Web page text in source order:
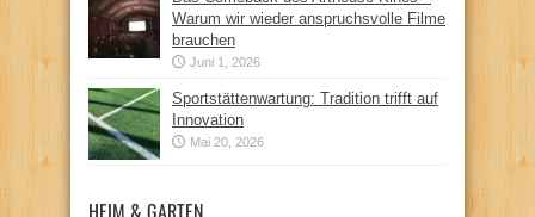
Warum wir wieder anspruchsvolle Filme
brauchen
Juni 1, 2026
Sportstättenwartung: Tradition trifft auf
Innovation
Mai 20, 2026
HEIM & GARTEN